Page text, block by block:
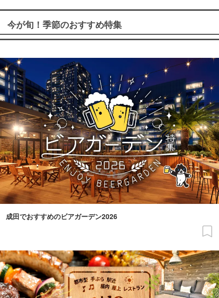
今が旬！季節のおすすめ特集
成田でおすすめのビアガーデン2026